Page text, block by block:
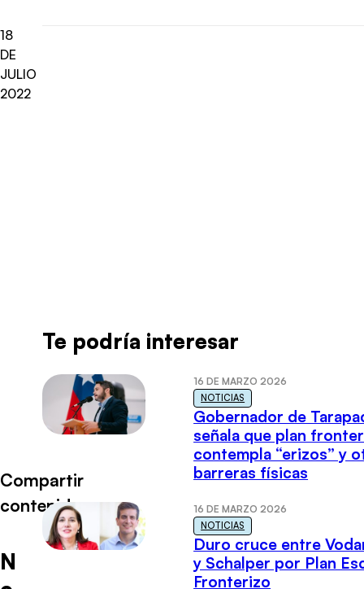
18
DE
JULIO
2022
Compartir
contenido
N
Te podría interesar
16 DE MARZO 2026
NOTICIAS
Gobernador de
señala que plan
contempla “erizos” y
barreras físicas
16 DE MARZO 2026
NOTICIAS
Duro cruce entre
y Schalper por Plan
Fronterizo